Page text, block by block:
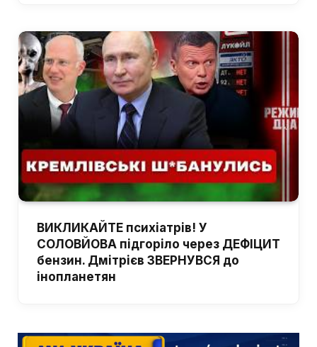
ВИКЛИКАЙТЕ психіатрів! У
СОЛОВЙОВА підгоріло через ДЕФІЦИТ
бензин. Дмітрієв ЗВЕРНУВСЯ до
інопланетян